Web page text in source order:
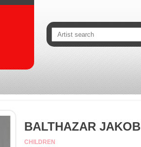
BALTHAZAR JAKOB
CHILDREN